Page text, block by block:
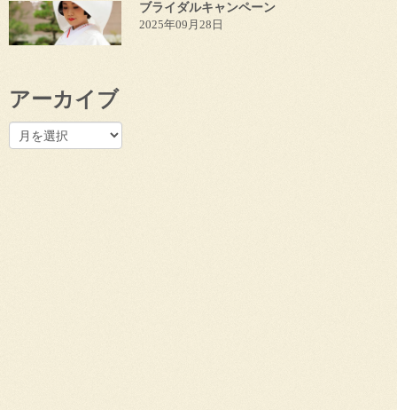
ブライダルキャンペーン
2025年09月28日
アーカイブ